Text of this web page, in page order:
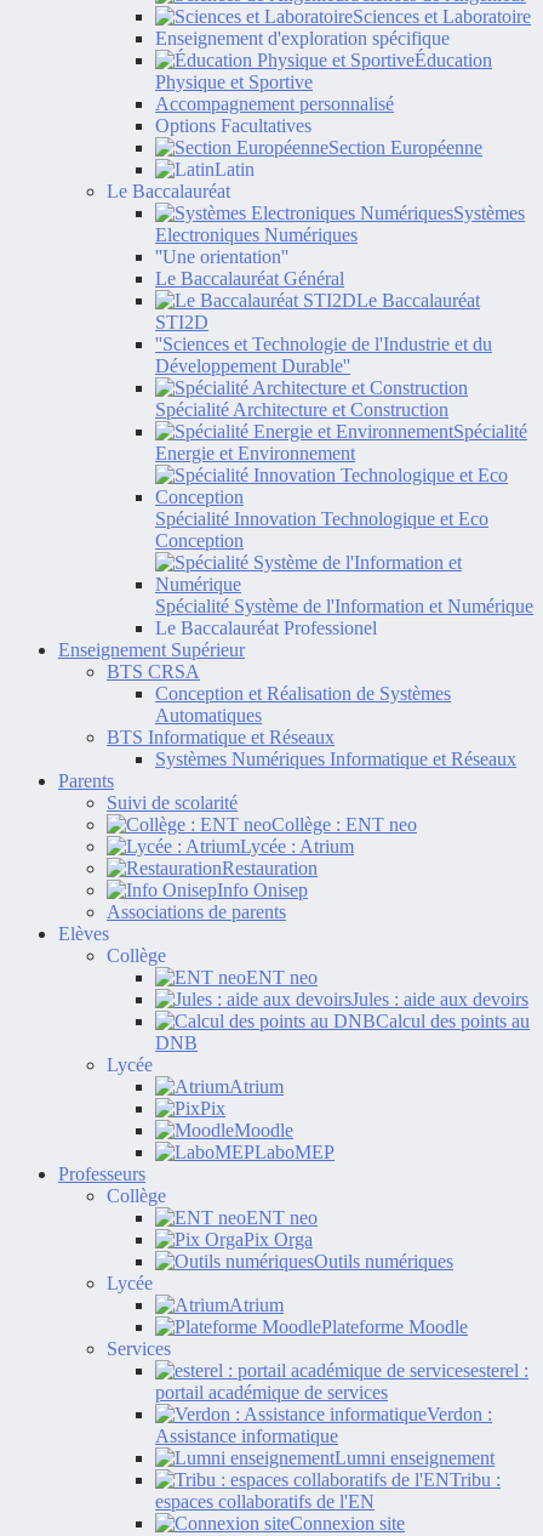
Sciences et Laboratoire
Enseignement d'exploration spécifique
Éducation
Physique et Sportive
Accompagnement personnalisé
Options Facultatives
Section Européenne
Latin
Le Baccalauréat
Systèmes
Electroniques Numériques
''Une orientation''
Le Baccalauréat Général
Le Baccalauréat
STI2D
''Sciences et Technologie de l'Industrie et du
Développement Durable''
Spécialité Architecture et Construction
Spécialité
Energie et Environnement
Spécialité Innovation Technologique et Eco
Conception
Spécialité Système de l'Information et Numérique
Le Baccalauréat Professionel
Enseignement Supérieur
BTS CRSA
Conception et Réalisation de Systèmes
Automatiques
BTS Informatique et Réseaux
Systèmes Numériques Informatique et Réseaux
Parents
Suivi de scolarité
Collège : ENT neo
Lycée : Atrium
Restauration
Info Onisep
Associations de parents
Elèves
Collège
ENT neo
Jules : aide aux devoirs
Calcul des points au
DNB
Lycée
Atrium
Pix
Moodle
LaboMEP
Professeurs
Collège
ENT neo
Pix Orga
Outils numériques
Lycée
Atrium
Plateforme Moodle
Services
esterel :
portail académique de services
Verdon :
Assistance informatique
Lumni enseignement
Tribu :
espaces collaboratifs de l'EN
Connexion site